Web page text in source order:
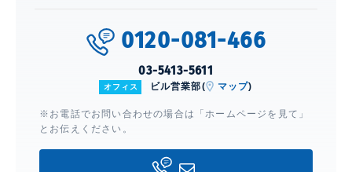
0120-081-466
03-5413-5611
オフィス ビル営業部( マップ)
※お電話でお問い合わせの場合は「ホームページを見て」
とお伝えください。